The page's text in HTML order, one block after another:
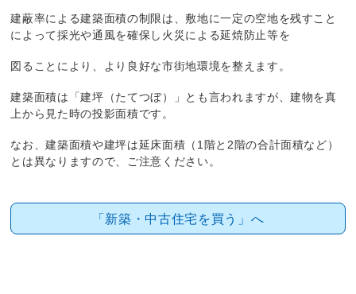
建蔽率による建築面積の制限は、敷地に一定の空地を残すこと
によって採光や通風を確保し火災による延焼防止等を
図ることにより、より良好な市街地環境を整えます。
建築面積は「建坪（たてつぼ）」とも言われますが、建物を真
上から見た時の投影面積です。
なお、建築面積や建坪は延床面積（1階と2階の合計面積など）
とは異なりますので、ご注意ください。
「新築・中古住宅を買う」へ